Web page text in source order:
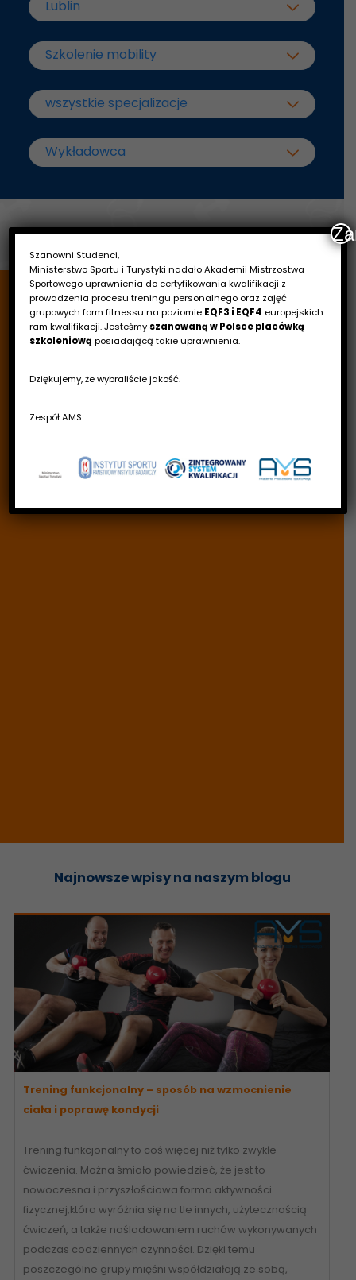
Najnowsze wpisy na naszym blogu
Trening funkcjonalny – sposób na wzmocnienie
ciała i poprawę kondycji
Trening funkcjonalny to coś więcej niż tylko zwykłe
ćwiczenia. Można śmiało powiedzieć, że jest to
nowoczesna i przyszłościowa forma aktywności
fizycznej,która wyróżnia się na tle innych, użytecznością
ćwiczeń, a także naśladowaniem ruchów wykonywanych
podczas codziennych czynności. Dzięki temu
poszczególne grupy mięśni współdziałają ze sobą,
Szanowni Studenci,
Ministerstwo Sportu i Turystyki nadało Akademii Mistrzostwa
Sportowego uprawnienia do certyfikowania kwalifikacji z
prowadzenia procesu treningu personalnego oraz zajęć
grupowych form fitnessu na poziomie EQF3 i EQF4 europejskich
ram kwalifikacji. Jesteśmy szanowaną w Polsce placówką
szkoleniową posiadającą takie uprawnienia.
Dziękujemy, że wybraliście jakość.
Zespół AMS